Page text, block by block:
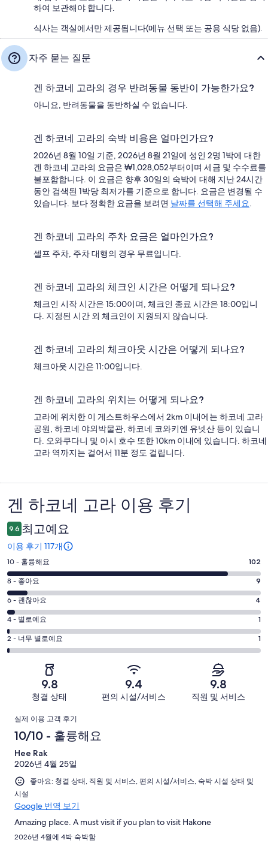
하여 보관해야 합니다.
식사는 객실에서만 제공됩니다(메뉴 선택 또는 공용 식당 없음).
자주 묻는 질문
겐 하코네 고라의 경우 반려동물 동반이 가능한가요?
아니요, 반려동물을 동반하실 수 없습니다.
겐 하코네 고라의 숙박 비용은 얼마인가요?
2026년 8월 10일 기준, 2026년 8월 21일에 성인 2명 1박에 대한
겐 하코네 고라의 요금은 ₩1,028,052부터이며 세금 및 수수료를
불포함합니다. 이 요금은 향후 30일의 숙박에 대해 지난 24시간
동안 검색된 1박당 최저가를 기준으로 합니다. 요금은 변경될 수
있습니다. 보다 정확한 요금을 보려면 날짜를 선택해 주세요.
겐 하코네 고라의 주차 요금은 얼마인가요?
셀프 주차, 주차 대행의 경우 무료입니다.
겐 하코네 고라의 체크인 시간은 어떻게 되나요?
체크인 시작 시간은 15:00이며, 체크인 종료 시간은 18:00입니
다. 지정된 시간 외 체크인이 지원되지 않습니다.
겐 하코네 고라의 체크아웃 시간은 어떻게 되나요?
체크아웃 시간은 11:00입니다.
겐 하코네 고라의 위치는 어떻게 되나요?
고라에 위치한 이 게스트하우스에서 2km 이내에는 하코네 고라
공원, 하코네 야외박물관, 하코네 코와키엔 유넷산 등이 있습니
다. 오와쿠다니 및 아시 호수 또한 10km 이내에 있습니다. 하코네
고라 역까지는 걸어서 11분 정도 걸립니다.
이
용
후
기
겐 하코네 고라 이용 후기
9.6 최고예요
이용 후기 117개
평
점
10
-
훌
륭
해
요.
후
기
102
10 - 훌륭해요 102
평
점
8
-
좋
아
후
중
개
8 - 좋아요 9
평
점
6
-
괜
개
이
후
기
중
개
6 - 괜찮아요 4
평
점
4
117
개
이
용
후
중
개
4 - 별로예요 1
평
점
별
로
요.
117
개
이
용
후
기
2 - 너무 별로예요 1
9.8
청결 상태
9.4
편의 시설/서비스
9.8
직원 및 서비스
이
용
후
기
실제 이용 고객 후기
10/10 - 훌륭해요
Hee Rak
2026년 4월 25일
좋아요: 청결 상태, 직원 및 서비스, 편의 시설/서비스, 숙박 시설 상태 및
시설
Google 번역 보기
Amazing place. A must visit if you plan to visit Hakone
2026년 4월에 4박 숙박함